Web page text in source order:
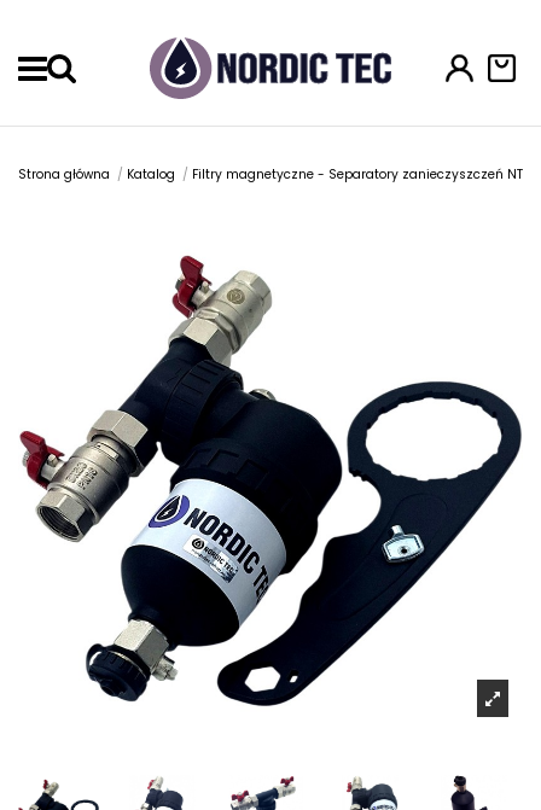
Strona główna Katalog Filtry magnetyczne - Separatory zanieczyszczeń NT